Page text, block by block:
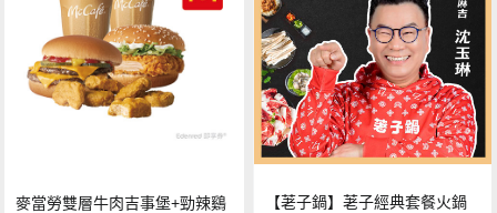
麥當勞雙層牛肉吉事堡+勁辣鷄
【荖子鍋】荖子經典套餐火鍋